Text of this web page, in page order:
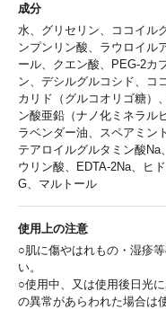
成分
水、グリセリン、ココイル
ンプンリン酸、ラウロイル
ール、クエン酸、PEG-2カ
ン、デシルグルコシド、コ
カリド（グルコオリゴ糖）
ン酸亜鉛（ナノ化ミネラル
ラベンダー油、スペアミン
テアロイルグルタミン酸Na
ウリン酸、EDTA-2Na、ヒ
G、マルトール
使用上の注意
○肌に傷やはれもの・湿疹
い。
○使用中、又は使用後日光
の異常があらわれた場合は